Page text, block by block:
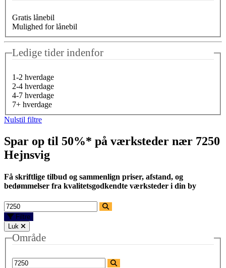
Gratis lånebil
Mulighed for lånebil
Ledige tider indenfor
1-2 hverdage
2-4 hverdage
4-7 hverdage
7+ hverdage
Nulstil filtre
Spar op til 50%* på værksteder nær 7250
Hejnsvig
Få skriftlige tilbud og sammenlign priser, afstand, og
bedømmelser fra kvalitetsgodkendte værksteder i din by
Filtre
Luk
Område